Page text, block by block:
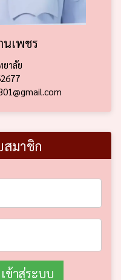
นเพชร
ยาลัย
สมาชิก